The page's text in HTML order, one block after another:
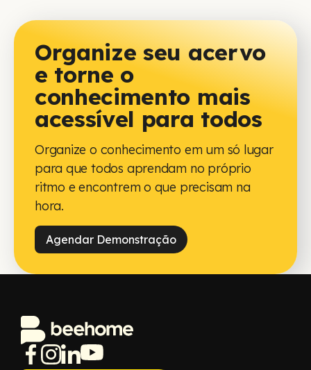
Organize seu acervo
e torne o
conhecimento mais
acessível para todos
Organize o conhecimento em um só lugar
para que todos aprendam no próprio
ritmo e encontrem o que precisam na
hora.
Agendar Demonstração